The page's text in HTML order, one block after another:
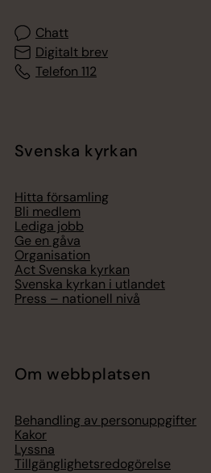
Chatt
Digitalt brev
Telefon 112
Svenska kyrkan
Hitta församling
Bli medlem
Lediga jobb
Ge en gåva
Organisation
Act Svenska kyrkan
Svenska kyrkan i utlandet
Press – nationell nivå
Om webbplatsen
Behandling av personuppgifter
Kakor
Lyssna
Tillgänglighetsredogörelse